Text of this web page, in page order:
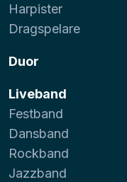
Harpister
Dragspelare
Duor
Liveband
Festband
Dansband
Rockband
Jazzband